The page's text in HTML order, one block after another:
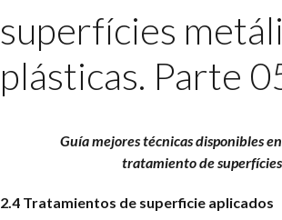
Matriz Profesional
superfícies
plásticas. Parte
Guía mejores técnicas disponibles
tratamiento de
2.4 Tratamientos de superficie aplicados